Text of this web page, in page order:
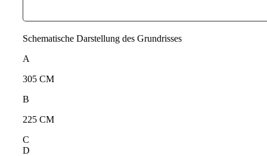
Schematische Darstellung des Grundrisses
A
305 CM
B
225 CM
C
D